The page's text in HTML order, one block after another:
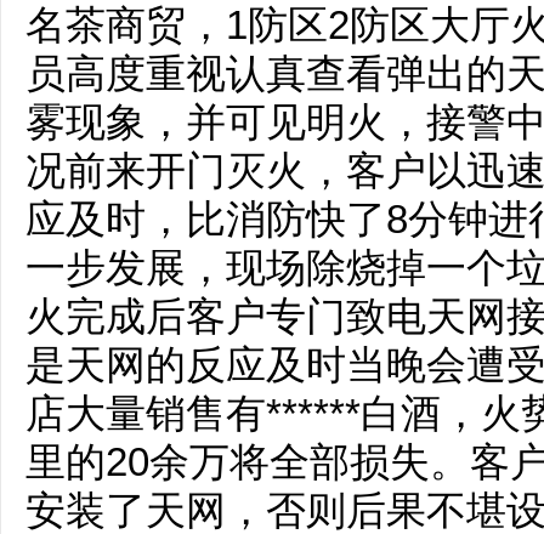
名茶商贸，1防区2防区大厅
员高度重视认真查看弹出的
雾现象，并可见明火，接警
况前来开门灭火，客户以迅
应及时，比消防快了8分钟
一步发展，现场除烧掉一个
火完成后客户专门致电天网
是天网的反应及时当晚会遭
店大量销售有******白酒，火
里的20余万将全部损失。客
安装了天网，否则后果不堪